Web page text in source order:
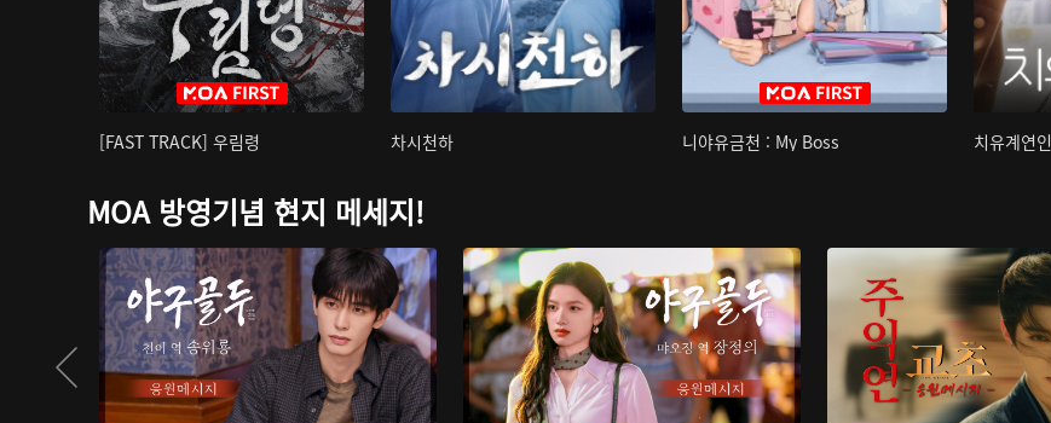
[FAST TRACK] 우림령 차시천하 니야유금천 : My Boss 치유계연인
MOA 방영기념 현지 메세지!